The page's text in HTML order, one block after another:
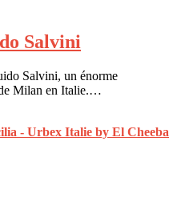
Salvini
Salvini, un énorme
Milan en Italie.…